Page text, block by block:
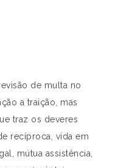
de multa no
a traição, mas
traz os deveres
recíproca, vida em
mútua assistência,